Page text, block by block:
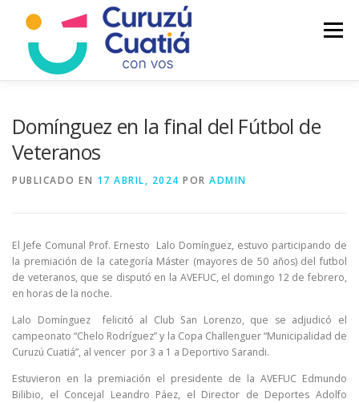
contenido
Menú
Domínguez en la final del Fútbol de
Veteranos
PUBLICADO EN 17 ABRIL, 2024 POR ADMIN
El Jefe Comunal Prof. Ernesto Lalo Domínguez, estuvo participando de
la premiación de la categoría Máster (mayores de 50 años) del futbol
de veteranos, que se disputó en la AVEFUC, el domingo 12 de febrero,
en horas de la noche.
Lalo Domínguez felicitó al Club San Lorenzo, que se adjudicó el
campeonato “Chelo Rodríguez” y la Copa Challenguer “Municipalidad de
Curuzú Cuatiá”, al vencer por 3 a 1 a Deportivo Sarandi.
Estuvieron en la premiación el presidente de la AVEFUC Edmundo
Bilibio, el Concejal Leandro Páez, el Director de Deportes Adolfo